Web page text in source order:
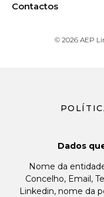
Contactos
© 2026 AEP
Dados
Nome da
Concelho, Email,
Linkedin, nome da